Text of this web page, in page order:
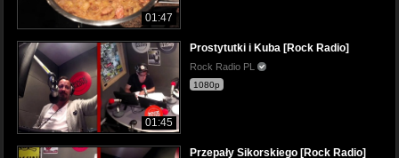
01:47
01:45
Prostytutki i Kuba [Rock Radio]
Rock Radio PL
1080p
Przepały Sikorskiego [Rock Radio]